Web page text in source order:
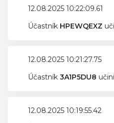
12.08.2025 10:22:09.61
Účastník HPEWQEXZ
12.08.2025 10:21:27.75
Účastník 3A1P5DU8
12.08.2025 10:19:55.42